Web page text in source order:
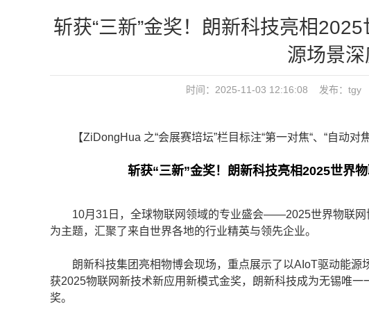
斩获“三新”金奖！朗新科技亮相
源场景
时间：2025-11-03 12:16:08 发布：
【ZiDongHua 之“会展赛培坛”栏目标注“第一对焦“、“自动对
斩获“三新”金奖！朗新科技亮相2025世界
10月31日，全球物联网领域的专业盛会——2025世界物联网
为主题，汇聚了来自世界各地的行业精英与领先企业。
朗新科技集团亮相物博会现场，重点展示了以AIoT驱动能源
获2025物联网新技术新应用新模式金奖，朗新科技成为无锡唯
奖。